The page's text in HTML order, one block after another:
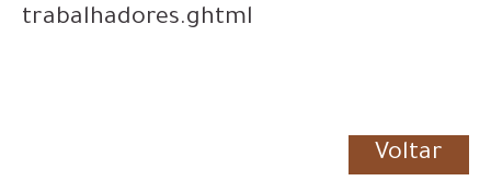
trabalhadores.ghtml
Voltar